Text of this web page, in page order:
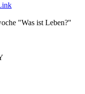
"Was ist Leben?"